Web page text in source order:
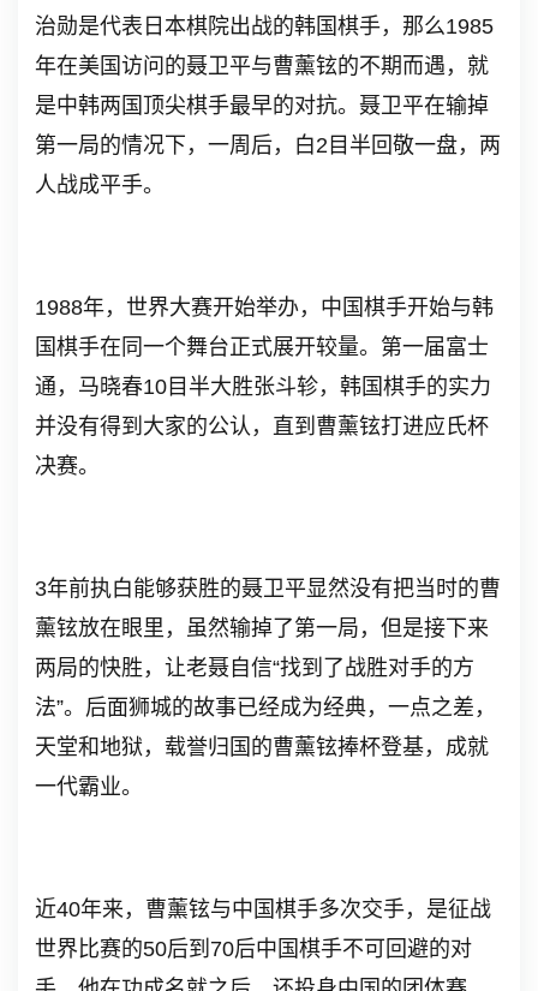
治勋是代表日本棋院出战的韩国棋手，那么1985
年在美国访问的聂卫平与曹薰铉的不期而遇，就
是中韩两国顶尖棋手最早的对抗。聂卫平在输掉
第一局的情况下，一周后，白2 目半回敬一盘，两
人战成平手。
1988年，世界大赛开始举办，中国棋手开始与韩
国棋手在同一个舞台正式展开较量。第一届富士
通，马晓春10 目半大胜张斗轸，韩国棋手的实力
并没有得到大家的公认，直到曹薰铉打进应氏杯
决赛。
3年前执白能够获胜的聂卫平显然没有把当时的曹
薰铉放在眼里，虽然输掉了第一局，但是接下来
两局的快胜，让老聂自信“找到了战胜对手的方
法”。后面狮城的故事已经成为经典，一点之差，
天堂和地狱，载誉归国的曹薰铉捧杯登基，成就
一代霸业。
近40年来，曹薰铉与中国棋手多次交手，是征战
世界比赛的50后到 70后中国棋手不可回避的对